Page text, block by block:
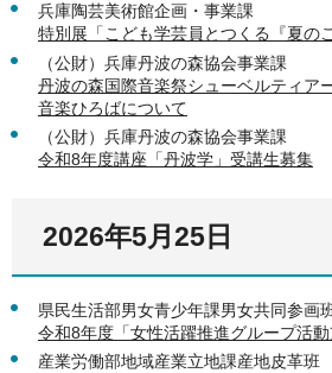
兵庫陶芸美術館企画・事業課
特別展「こども学芸員とつくる『夏の
（公財）兵庫丹波の森協会事業課
丹波の森国際音楽祭シューベルティア
音楽ひろばについて
（公財）兵庫丹波の森協会事業課
令和8年度講座「丹波学」受講生募集
2026年5月25日
県民生活部男女青少年課男女共同参画
令和8年度「女性活躍推進グループ活
産業労働部地域産業立地課産地皮革班